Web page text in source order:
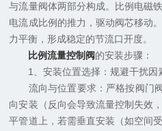
与流量阀体两部分构成。比例电磁
电流成比例的推力，驱动阀芯移动
力平衡，形成稳定的节流口开度。
比例流量控制阀的安装步骤：
1、安装位置选择：规避干扰因
流向与位置要求：严格按阀门阀
向安装（反向会导致流量控制失效
平管道上，若需垂直安装（如空间